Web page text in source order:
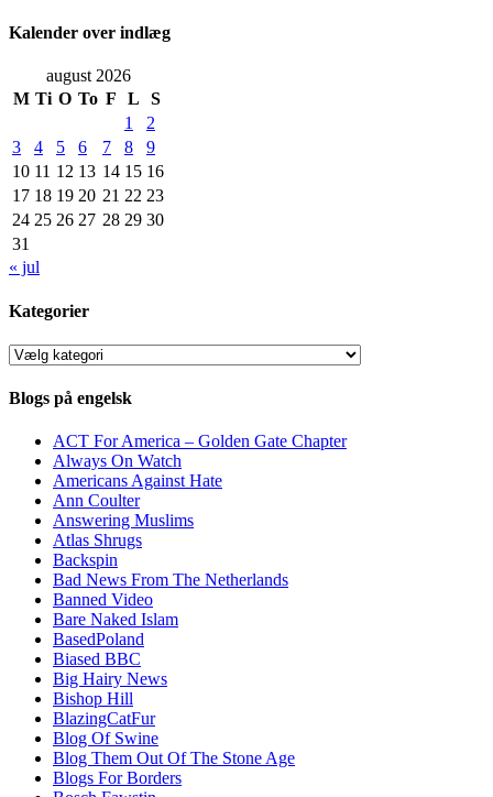
Kalender over indlæg
august 2026
M Ti O To F L
S
1
2
3
4 5 6 7 8
9
10 11 12 13 14 15 16
17 18 19 20 21 22 23
24 25 26 27 28 29 30
31
« jul
Kategorier
Kategorier
Blogs på engelsk
ACT For America – Golden Gate Chapter
Always On Watch
Americans Against Hate
Ann Coulter
Answering Muslims
Atlas Shrugs
Backspin
Bad News From The Netherlands
Banned Video
Bare Naked Islam
BasedPoland
Biased BBC
Big Hairy News
Bishop Hill
BlazingCatFur
Blog Of Swine
Blog Them Out Of The Stone Age
Blogs For Borders